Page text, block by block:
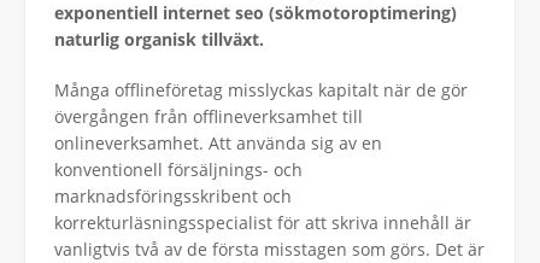
exponentiell internet seo (sökmotoroptimering)
naturlig organisk tillväxt.
Många offlineföretag misslyckas kapitalt när de gör
övergången från offlineverksamhet till
onlineverksamhet. Att använda sig av en
konventionell försäljnings- och
marknadsföringsskribent och
korrekturläsningsspecialist för att skriva innehåll är
vanligtvis två av de första misstagen som görs. Det är